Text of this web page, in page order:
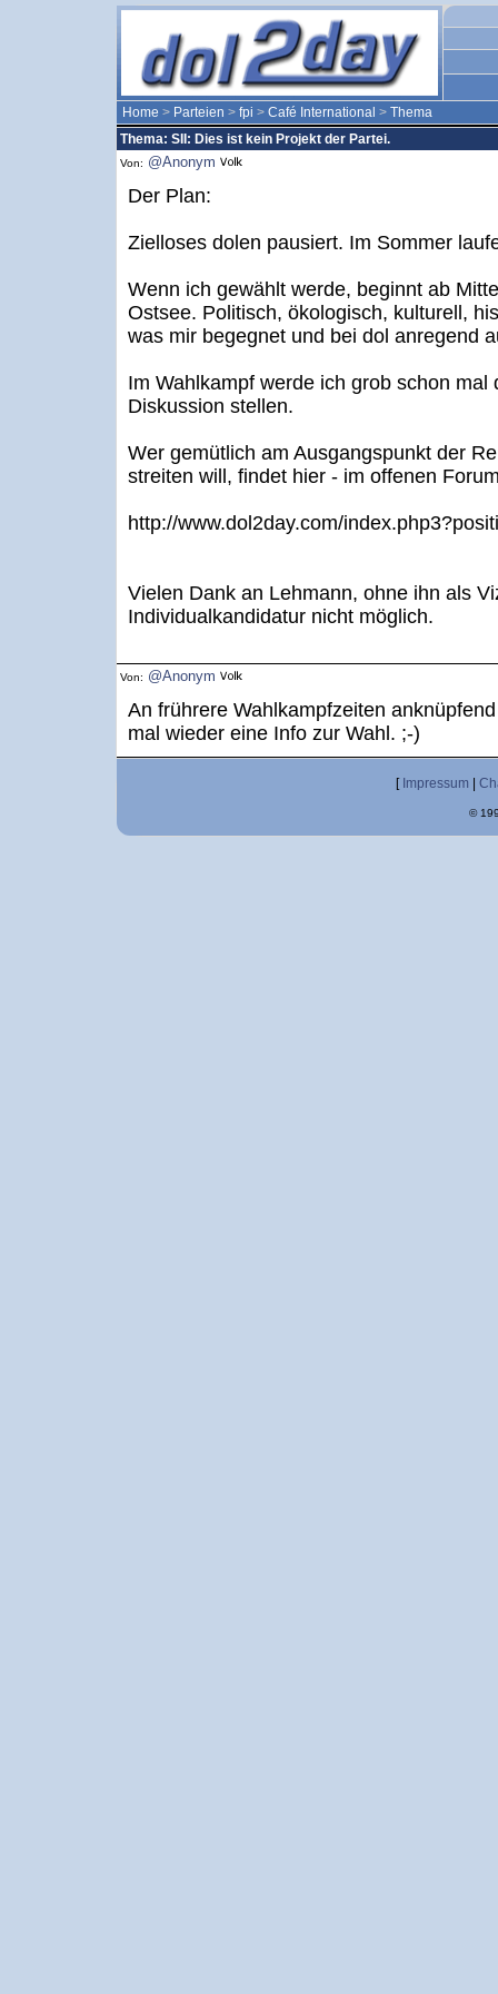
Home > Parteien > fpi > Café International > Thema
Thema: SII: Dies ist kein Projekt der Partei.
Von: @Anonym
Der Plan:
Zielloses dolen pausiert. Im Sommer
Wenn ich gewählt werde, beginnt ab
Ostsee. Politisch, ökologisch, kulturell,
was mir begegnet und bei dol anregend
Im Wahlkampf werde ich grob schon mal
Diskussion stellen.
Wer gemütlich am Ausgangspunkt der
streiten will, findet hier - im offenen
http://www.dol2day.com/
Vielen Dank an Lehmann, ohne ihn als
Individualkandidatur nicht möglich.
Von: @Anonym
An frührere Wahlkampfzeiten
mal wieder eine Info zur Wahl. ;-)
[ Impressum
©